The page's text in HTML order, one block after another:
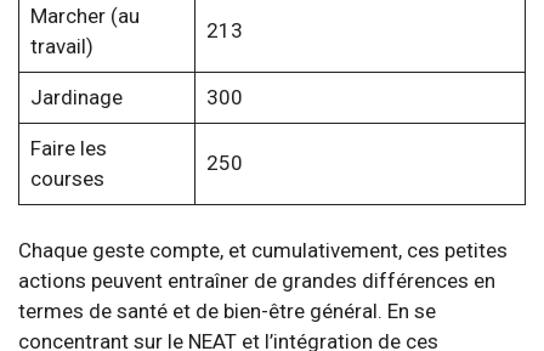
Marcher (au
travail)
213
Jardinage 300
Faire les
courses
250
Chaque geste compte, et cumulativement, ces petites
actions peuvent entraîner de grandes différences en
termes de santé et de bien-être général. En se
concentrant sur le NEAT et l’intégration de ces